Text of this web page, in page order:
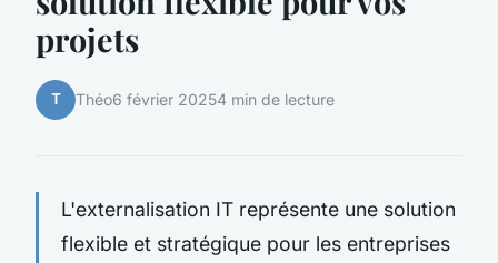
projets
T Théo6 février 20254 min de lecture
L'externalisation IT représente une solution
flexible et stratégique pour les entreprises